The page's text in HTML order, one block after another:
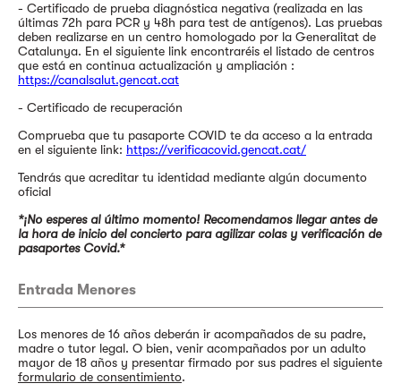
- Certificado de prueba diagnóstica negativa (realizada en las
últimas 72h para PCR y 48h para test de antígenos). Las pruebas
deben realizarse en un centro homologado por la Generalitat de
Catalunya. En el siguiente link encontraréis el listado de centros
que está en continua actualización y ampliación :
https://canalsalut.gencat.cat
- Certificado de recuperación
Comprueba que tu pasaporte COVID te da acceso a la entrada
en el siguiente link: https://verificacovid.gencat.cat/
Tendrás que acreditar tu identidad mediante algún documento
oficial
*¡No esperes al último momento! Recomendamos llegar antes de
la hora de inicio del concierto para agilizar colas y verificación de
pasaportes Covid.*
Entrada Menores
Los menores de 16 años deberán ir acompañados de su padre,
madre o tutor legal. O bien, venir acompañados por un adulto
mayor de 18 años y presentar firmado por sus padres el siguiente
formulario de consentimiento.